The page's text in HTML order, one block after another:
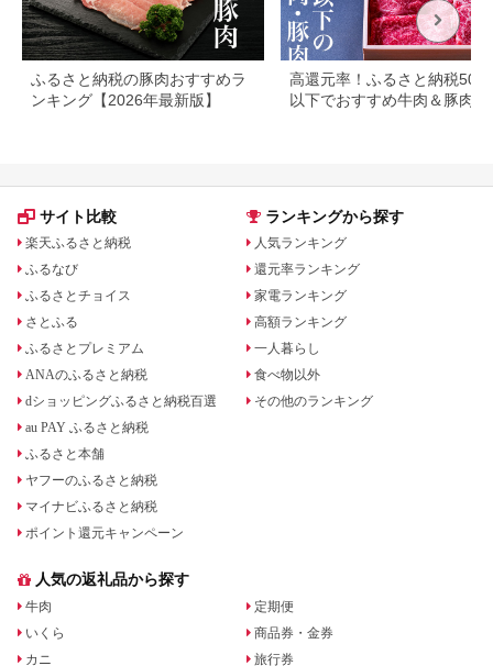
ふるさと納税の豚肉おすすめラ
ンキング【2026年最新版】
高還元率！ふるさと納税
以下でおすすめ牛肉＆豚肉ラ
サイト比較
楽天ふるさと納税
ふるなび
ふるさとチョイス
さとふる
ふるさとプレミアム
ANAのふるさと納税
dショッピングふるさと納税百選
au PAY ふるさと納税
ふるさと本舗
ヤフーのふるさと納税
マイナビふるさと納税
ポイント還元キャンペーン
ランキングから探す
人気ランキング
還元率ランキング
家電ランキング
高額ランキング
一人暮らし
食べ物以外
その他のランキング
人気の返礼品から探す
牛肉
いくら
カニ
定期便
商品券・金券
旅行券